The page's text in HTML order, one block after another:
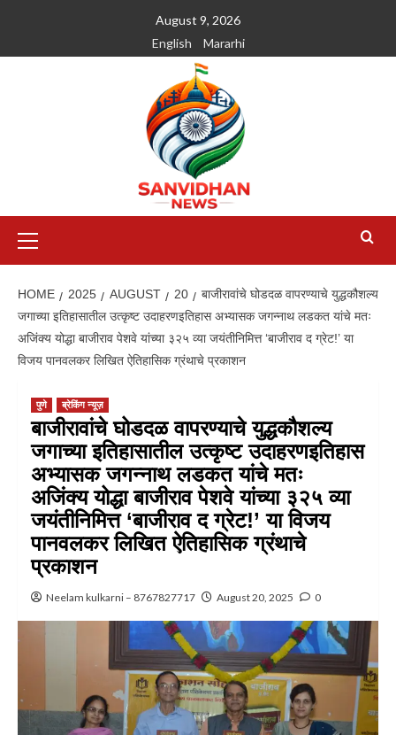
August 9, 2026
English
Mararhi
HOME 2025 AUGUST 20
बाजीरावांचे घोडदळ वापरण्याचे युद्धकौशल्य
जगाच्या इतिहासातील उत्कृष्ट उदाहरणइतिहास अभ्यासक जगन्नाथ लडकत यांचे मतः
अजिंक्य योद्धा बाजीराव पेशवे यांच्या ३२५ व्या जयंतीनिमित्त ‘बाजीराव द ग्रेट!’ या
विजय पानवलकर लिखित ऐतिहासिक ग्रंथाचे प्रकाशन
पुणे ब्रेकिंग न्यूज़
बाजीरावांचे घोडदळ वापरण्याचे युद्धकौशल्य
जगाच्या इतिहासातील उत्कृष्ट उदाहरणइतिहास
अभ्यासक जगन्नाथ लडकत यांचे मतः
अजिंक्य योद्धा बाजीराव पेशवे यांच्या ३२५ व्या
जयंतीनिमित्त ‘बाजीराव द ग्रेट!’ या विजय
पानवलकर लिखित ऐतिहासिक ग्रंथाचे
प्रकाशन
Neelam kulkarni – 8767827717 August 20, 2025 0